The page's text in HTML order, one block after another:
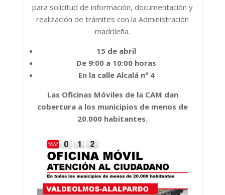
para solicitud de información, documentación y
realización de trámites con la Administración
madrileña.
15 de abril
De 9:00 a 10:00 horas
En la calle Alcalá nº 4
Las Oficinas Móviles de la CAM dan
cobertura a los municipios de menos de
20.000 habitantes.